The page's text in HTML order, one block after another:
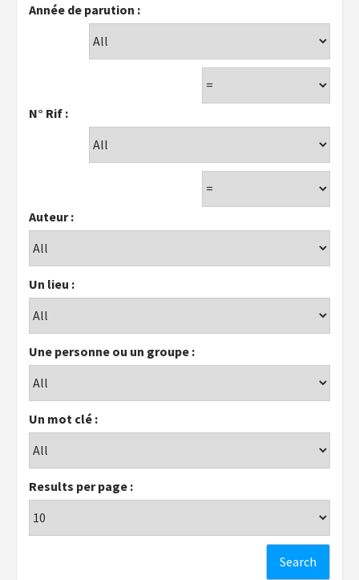
Année de parution :
N° Rif :
Auteur :
Un lieu :
Une personne ou un groupe :
Un mot clé :
Results per page :